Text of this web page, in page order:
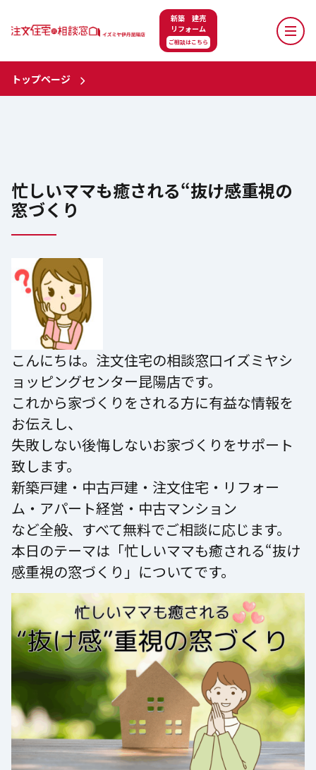
新築 建売
リフォーム
ご相談はこちら
トップページ
忙しいママも癒される“抜け感重視の
窓づくり
こんにちは。注文住宅の相談窓口イズミヤシ
ョッピングセンター昆陽店です。
これから家づくりをされる方に有益な情報を
お伝えし、
失敗しない後悔しないお家づくりをサポート
致します。
新築戸建・中古戸建・注文住宅・リフォー
ム・アパート経営・中古マンション
など全般、すべて無料でご相談に応じます。
本日のテーマは「忙しいママも癒される“抜け
感重視の窓づくり」についてです。